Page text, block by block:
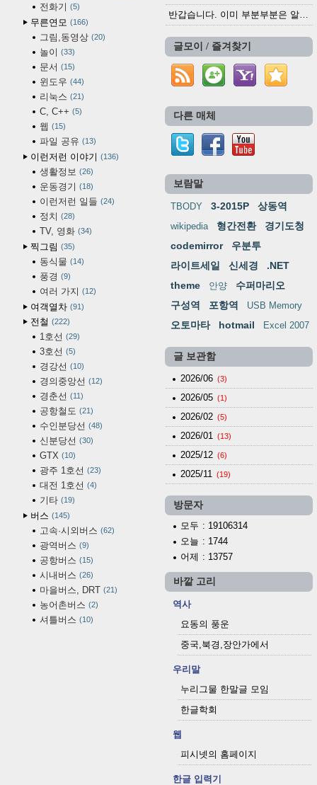
전화기 5
무른연모 166
그림,동영상 20
놀이 33
문서 15
윈도우 44
리눅스 21
C, C++ 5
웹 15
파일 공유 13
이런저런 이야기 136
생활정보 26
운동경기 18
이런저런 일들 24
정치 28
TV, 영화 34
찍그림 35
동식물 14
풍경 9
여러 가지 12
여객열차 91
전철 222
1호선 29
3호선 5
경강선 10
경의중앙선 12
경춘선 11
공항철도 21
수인분당선 48
신분당선 30
GTX 10
광주 1호선 23
대전 1호선 4
기타 19
버스 145
고속·시외버스 62
광역버스 9
공항버스 15
시내버스 26
마을버스, DRT 21
농어촌버스 2
셔틀버스 10
반갑습니다. 이미 부분부분은 알려진 정보들이...
글모이 / 즐겨찾기
다른 매체
보람말
TBODY 3-2015P 상동역
wikipedia 형간전환
경기도청
codemirror
우분투
라이트세일
신세경
.NET
theme
안양
수퍼마리오
구성역
포항역 USB Memory
오토마타 hotmail Excel 2007
글 보관함
2026/06 (3)
2026/05 (1)
2026/02 (5)
2026/01 (13)
2025/12 (6)
2025/11 (19)
방문자
모두 : 19106314
오늘 : 1744
어제 : 13757
바깥 고리
역사
요동의 풍운
중국,북경,장안가에서
우리말
누리그물 한말글 모임
한글학회
웹
피시넷의 홈페이지
한글 입력기